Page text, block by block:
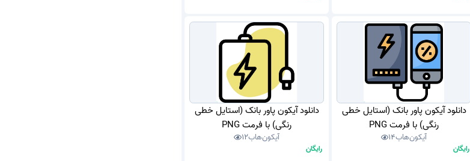
دانلود آیکون پاور بانک (استایل خطی
رنگی) با فرمت PNG
آیکون‌هاب14
رایگان
دانلود آیکون پاور بانک (استایل خطی
رنگی) با فرمت PNG
آیکون‌هاب12
رایگان